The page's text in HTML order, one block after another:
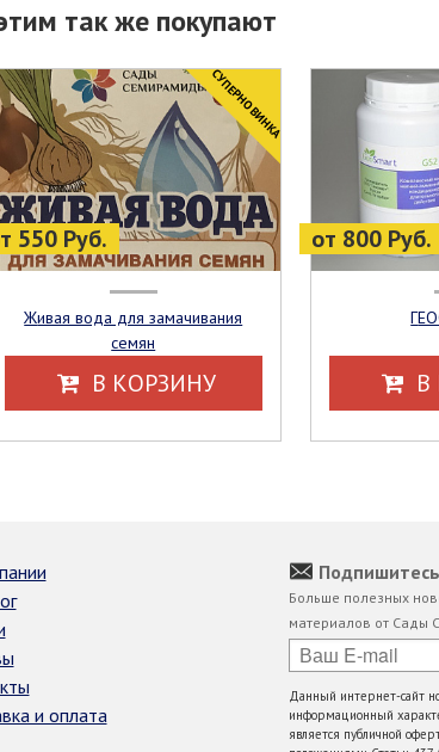
так же покупают
550 Руб.
CУПЕРНОВИНКА
Живая вода для замачивания
семян
В КОРЗИНУ
от 800 Руб.
В
и оплата
Больше полезных
материалов от Сады
Данный интернет-сайт
информационный
является публичной